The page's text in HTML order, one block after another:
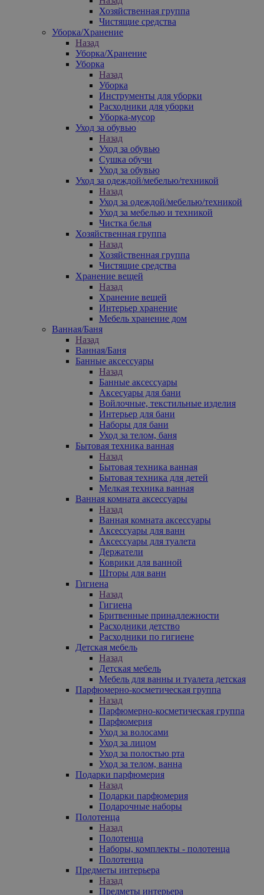
Хозяйственная группа
Чистящие средства
Уборка/Хранение
Назад
Уборка/Хранение
Уборка
Назад
Уборка
Инструменты для уборки
Расходники для уборки
Уборка-мусор
Уход за обувью
Назад
Уход за обувью
Сушка обучи
Уход за обувью
Уход за одеждой/мебелью/техникой
Назад
Уход за одеждой/мебелью/техникой
Уход за мебелью и техникой
Чистка белья
Хозяйственная группа
Назад
Хозяйственная группа
Чистящие средства
Хранение вещей
Назад
Хранение вещей
Интерьер хранение
Мебель хранение дом
Ванная/Баня
Назад
Ванная/Баня
Банные аксессуары
Назад
Банные аксессуары
Аксесуары для бани
Войлочные, текстильные изделия
Интерьер для бани
Наборы для бани
Уход за телом, баня
Бытовая техника ванная
Назад
Бытовая техника ванная
Бытовая техника для детей
Мелкая техника ванная
Ванная комната аксессуары
Назад
Ванная комната аксессуары
Аксессуары для ванн
Аксессуары для туалета
Держатели
Коврики для ванной
Шторы для ванн
Гигиена
Назад
Гигиена
Бритвенные принадлежности
Расходники детство
Расходники по гигиене
Детская мебель
Назад
Детская мебель
Мебель для ванны и туалета детская
Парфюмерно-косметическая группа
Назад
Парфюмерно-косметическая группа
Парфюмерия
Уход за волосами
Уход за лицом
Уход за полостью рта
Уход за телом, ванна
Подарки парфюмерия
Назад
Подарки парфюмерия
Подарочные наборы
Полотенца
Назад
Полотенца
Наборы, комплекты - полотенца
Полотенца
Предметы интерьера
Назад
Предметы интерьера